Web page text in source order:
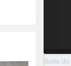
Suite